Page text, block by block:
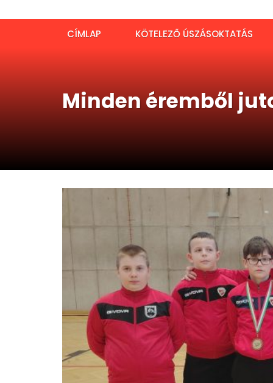
CÍMLAP KÖTELEZŐ ÚSZÁSOKTATÁS
Minden éremből